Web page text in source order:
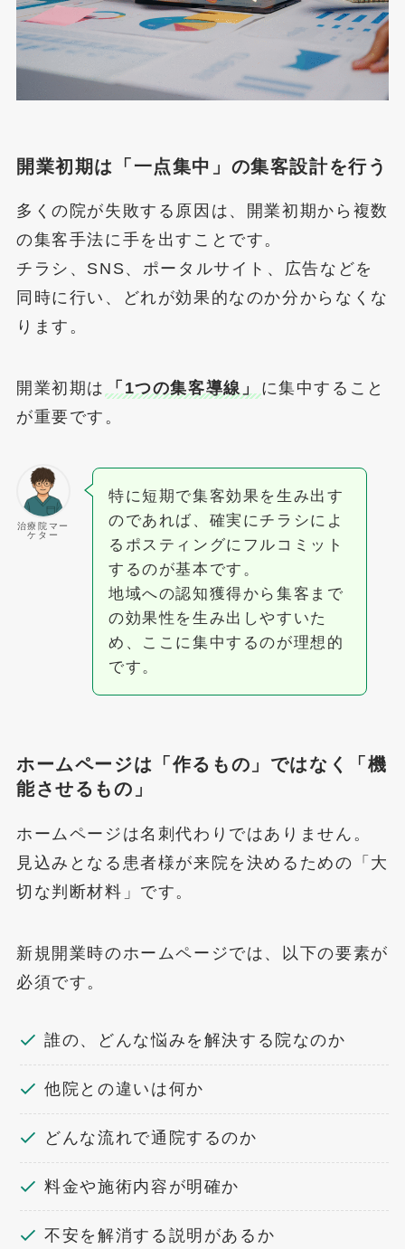
開業初期は「一点集中」の集客設計を行う
多くの院が失敗する原因は、開業初期から複数
の集客手法に手を出すことです。
チラシ、SNS、ポータルサイト、広告などを
同時に行い、どれが効果的なのか分からなくな
ります。
開業初期は 「1つの集客導線」
に集中すること
が重要です。
治療院マー
ケター
特に短期で集客効果を生み出す
のであれば、確実にチラシによ
るポスティングにフルコミット
するのが基本です。
地域への認知獲得から集客まで
の効果性を生み出しやすいた
め、ここに集中するのが理想的
です。
ホームページは「作るもの」ではなく「機
能させるもの」
ホームページは名刺代わりではありません。
見込みとなる患者様が来院を決めるための「大
切な判断材料」です。
新規開業時のホームページでは、以下の要素が
必須です。
誰の、どんな悩みを解決する院なのか
他院との違いは何か
どんな流れで通院するのか
料金や施術内容が明確か
不安を解消する説明があるか